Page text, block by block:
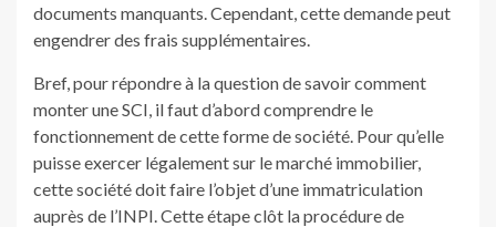
documents manquants. Cependant, cette demande peut
engendrer des frais supplémentaires.
Bref, pour répondre à la question de savoir comment
monter une SCI, il faut d’abord comprendre le
fonctionnement de cette forme de société. Pour qu’elle
puisse exercer légalement sur le marché immobilier,
cette société doit faire l’objet d’une immatriculation
auprès de l’INPI. Cette étape clôt la procédure de